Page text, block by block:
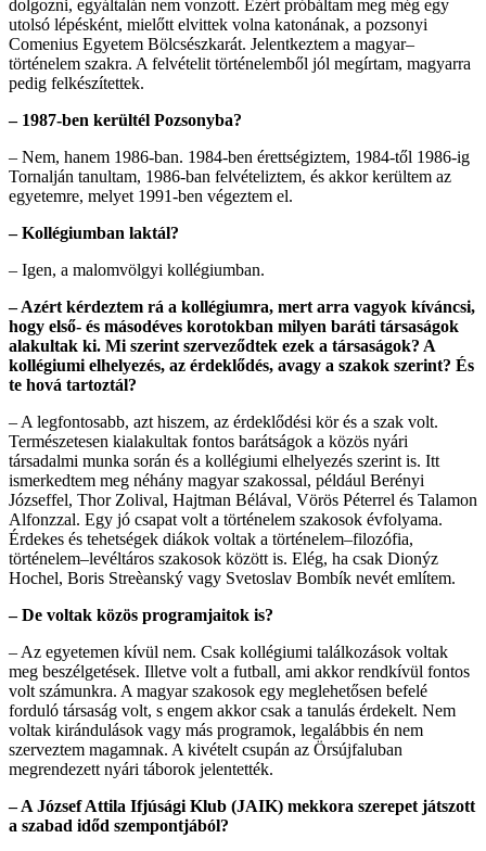
dolgozni, egyáltalán nem vonzott. Ezért próbáltam meg még egy
utolsó lépésként, mielőtt elvittek volna katonának, a pozsonyi
Comenius Egyetem Bölcsészkarát. Jelentkeztem a magyar–
történelem szakra. A felvételit történelemből jól megírtam, magyarra
pedig felkészítettek.
– 1987-ben kerültél Pozsonyba?
– Nem, hanem 1986-ban. 1984-ben érettségiztem, 1984-től 1986-ig
Tornalján tanultam, 1986-ban felvételiztem, és akkor kerültem az
egyetemre, melyet 1991-ben végeztem el.
– Kollégiumban laktál?
– Igen, a malomvölgyi kollégiumban.
– Azért kérdeztem rá a kollégiumra, mert arra vagyok kíváncsi,
hogy első- és másodéves korotokban milyen baráti társaságok
alakultak ki. Mi szerint szerveződtek ezek a társaságok? A
kollégiumi elhelyezés, az érdeklődés, avagy a szakok szerint? És
te hová tartoztál?
– A legfontosabb, azt hiszem, az érdeklődési kör és a szak volt.
Természetesen kialakultak fontos barátságok a közös nyári
társadalmi munka során és a kollégiumi elhelyezés szerint is. Itt
ismerkedtem meg néhány magyar szakossal, például Berényi
Józseffel, Thor Zolival, Hajtman Bélával, Vörös Péterrel és Talamon
Alfonzzal. Egy jó csapat volt a történelem szakosok évfolyama.
Érdekes és tehetségek diákok voltak a történelem–filozófia,
történelem–levéltáros szakosok között is. Elég, ha csak Dionýz
Hochel, Boris Streèanský vagy Svetoslav Bombík nevét említem.
– De voltak közös programjaitok is?
– Az egyetemen kívül nem. Csak kollégiumi találkozások voltak
meg beszélgetések. Illetve volt a futball, ami akkor rendkívül fontos
volt számunkra. A magyar szakosok egy meglehetősen befelé
forduló társaság volt, s engem akkor csak a tanulás érdekelt. Nem
voltak kirándulások vagy más programok, legalábbis én nem
szerveztem magamnak. A kivételt csupán az Örsújfaluban
megrendezett nyári táborok jelentették.
– A József Attila Ifjúsági Klub (JAIK) mekkora szerepet játszott
a szabad időd szempontjából?